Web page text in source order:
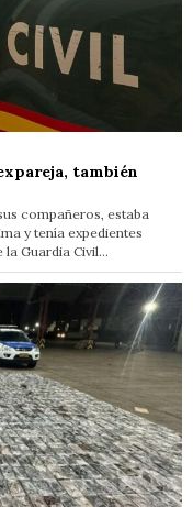
también
compañeros, estaba
y tenía expedientes
Guardia Civil…